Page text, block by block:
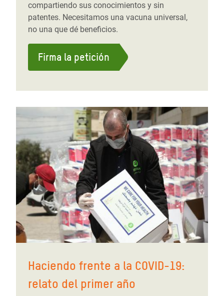
compartiendo sus conocimientos y sin
patentes. Necesitamos una vacuna universal,
no una que dé beneficios.
Firma la petición
Haciendo frente a la COVID-19:
relato del primer año